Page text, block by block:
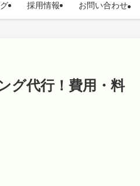
採用情報 お問い合わせ
グ代行！費用・料